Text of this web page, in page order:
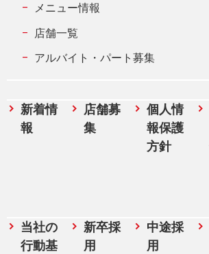
メニュー情報
店舗一覧
アルバイト・パート募集
新着情
報
店舗募
集
個人情
報保護
方針
当社の
行動基
新卒採
用
中途採
用